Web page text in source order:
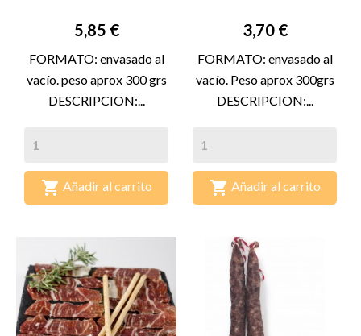
Precio
5,85 €
FORMATO: envasado al
vacío. peso aprox 300 grs
DESCRIPCION:...
 Añadir al carrito
Precio
3,70 €
FORMATO: envasado al
vacío. Peso aprox 300grs
DESCRIPCION:...
 Añadir al carrito